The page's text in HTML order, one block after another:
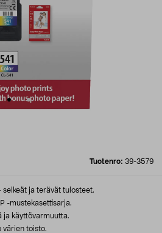
Tuotenro: 39-3579
ja terävät tulosteet.
-mustekasettisarja.
ja käyttövarmuutta.
värien toisto.